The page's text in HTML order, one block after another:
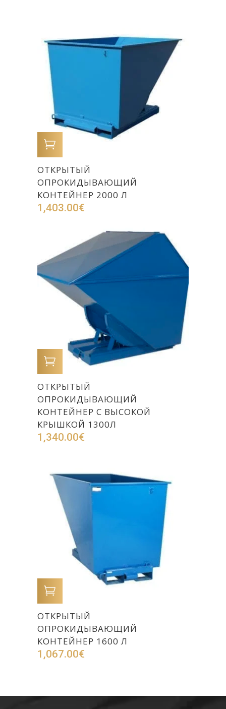
ОТКРЫТЫЙ
ОПРОКИДЫВАЮЩИЙ
КОНТЕЙНЕР 2000 Л
1,403.00€
В КОРЗИНУ
ОТКРЫТЫЙ
ОПРОКИДЫВАЮЩИЙ
КОНТЕЙНЕР С ВЫСОКОЙ
КРЫШКОЙ 1300Л
1,340.00€
ОТКРЫТЫЙ
ОПРОКИДЫВАЮЩИЙ
КОНТЕЙНЕР 1600 Л
1,067.00€